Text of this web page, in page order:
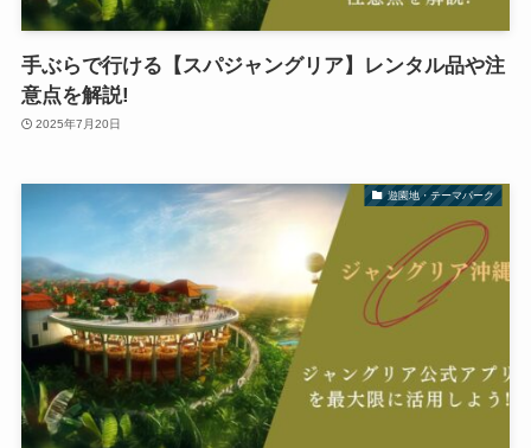
手ぶらで行ける【スパジャングリア】レンタル品や注
意点を解説!
2025年7月20日
遊園地・テーマパーク